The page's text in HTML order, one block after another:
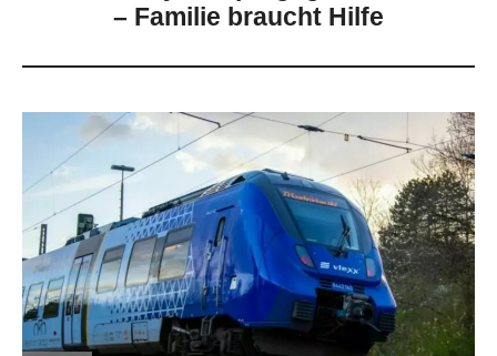
– Familie braucht Hilfe